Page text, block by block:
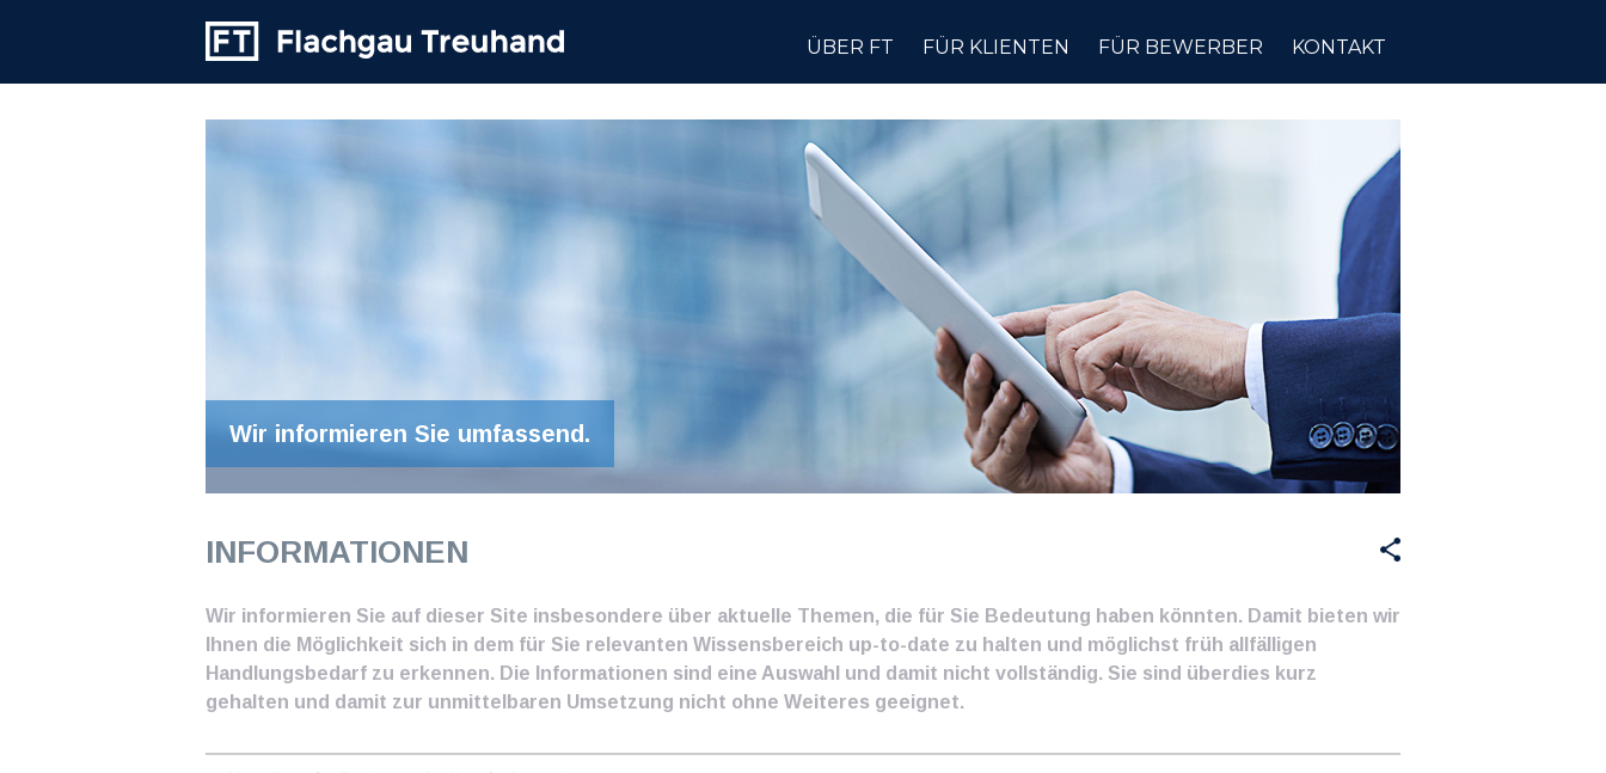
ÜBER FT FÜR KLIENTEN FÜR BEWERBER KONTAKT
Wir informieren Sie umfassend.
INFORMATIONEN
Wir informieren Sie auf dieser Site insbesondere über aktuelle Themen, die für Sie Bedeutung haben könnten. Damit bieten wir
Ihnen die Möglichkeit sich in dem für Sie relevanten Wissensbereich up-to-date zu halten und möglichst früh allfälligen
Handlungsbedarf zu erkennen. Die Informationen sind eine Auswahl und damit nicht vollständig. Sie sind überdies kurz
gehalten und damit zur unmittelbaren Umsetzung nicht ohne Weiteres geeignet.